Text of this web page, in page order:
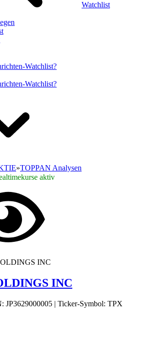
Watchlist
Watchlist?
Watchlist?
»TOPPAN Analysen
aktiv
INC
JP3629000005 | Ticker-Symbol: TPX